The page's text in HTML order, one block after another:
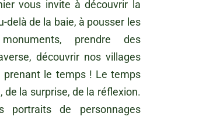
vous invite à découvrir la
delà de la baie, à pousser les
prendre des
découvrir nos villages
prenant le temps ! Le temps
de la surprise, de la réflexion.
portraits de personnages